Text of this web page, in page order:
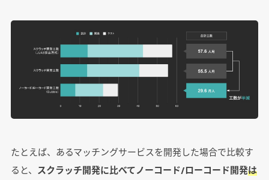
たとえば、あるマッチングサービスを開発した場合で比較す
ると、 スクラッチ開発に比べてノーコード/ローコード開発は